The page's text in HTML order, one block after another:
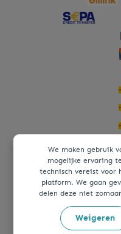
We maken gebruik
mogelijke ervaring
technisch vereist voor
platform. We gaan
delen deze niet
Weigeren